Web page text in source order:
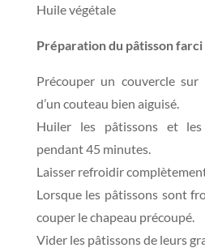
Huile végétale
Préparation du pâtisson
Précouper un couvercle sur
d’un couteau bien aiguisé.
Huiler les pâtissons et
pendant 45 minutes.
Laisser refroidir
Lorsque les pâtissons sont
couper le chapeau précoupé.
Vider les pâtissons de leurs